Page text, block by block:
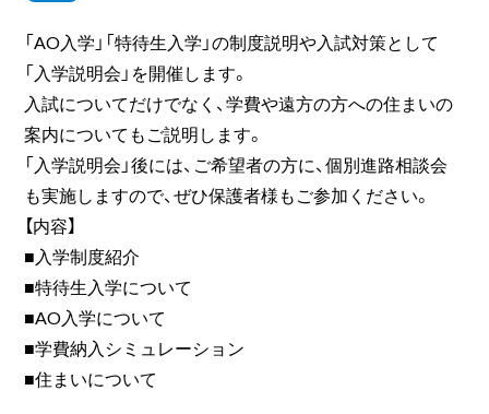
「AO入学」「特待生入学」の制度説明や入試対策として
「入学説明会」を開催します。
入試についてだけでなく、学費や遠方の方への住まいの
案内についてもご説明します。
「入学説明会」後には、ご希望者の方に、個別進路相談会
も実施しますので、ぜひ保護者様もご参加ください。
【内容】
■入学制度紹介
■特待生入学について
■AO入学について
■学費納入シミュレーション
■住まいについて